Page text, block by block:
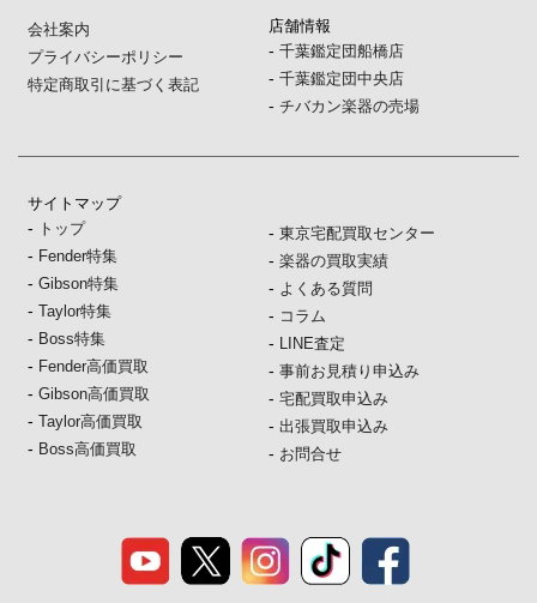
会社案内
プライバシーポリシー
特定商取引に基づく表記
店舗情報
- 千葉鑑定団船橋店
- 千葉鑑定団中央店
- チバカン楽器の売場
サイトマップ
- トップ
- Fender特集
-Gibson特集
-Taylor特集
- Boss特集
- Fender高価買取
-Gibson高価買取
-Taylor高価買取
- Boss高価買取
- 東京宅配買取センター
- 楽器の買取実績
- よくある質問
- コラム
- LINE査定
- 事前お見積り申込み
- 宅配買取申込み
- 出張買取申込み
- お問合せ